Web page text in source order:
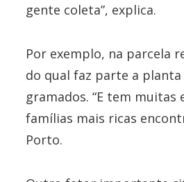
gente coleta”, explica.
Por exemplo, na parcela
do qual faz parte a
gramados. “E tem muitas
famílias mais ricas
Porto.